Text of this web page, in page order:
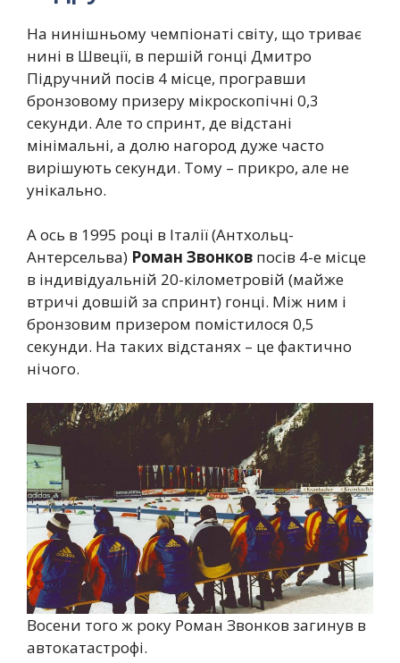
На нинішньому чемпіонаті світу, що триває
нині в Швеції, в першій гонці Дмитро
Підручний посів 4 місце, програвши
бронзовому призеру мікроскопічні 0,3
секунди. Але то спринт, де відстані
мінімальні, а долю нагород дуже часто
вирішують секунди. Тому – прикро, але не
унікально.
А ось в 1995 році в Італії (Антхольц-
Антерсельва) Роман Звонков посів 4-е місце
в індивідуальній 20-кілометровій (майже
втричі довшій за спринт) гонці. Між ним і
бронзовим призером помістилося 0,5
секунди. На таких відстанях – це фактично
нічого.
Восени того ж року Роман Звонков загинув в
автокатастрофі.